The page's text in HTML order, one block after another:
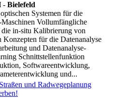
- Bielefeld
Systemen für die
Vollumfängliche
in-situ Kalibrierung von
für die Datenanalyse
und Datenanalyse-
Schnittstellenfunktion
Softwareentwicklung,
und...